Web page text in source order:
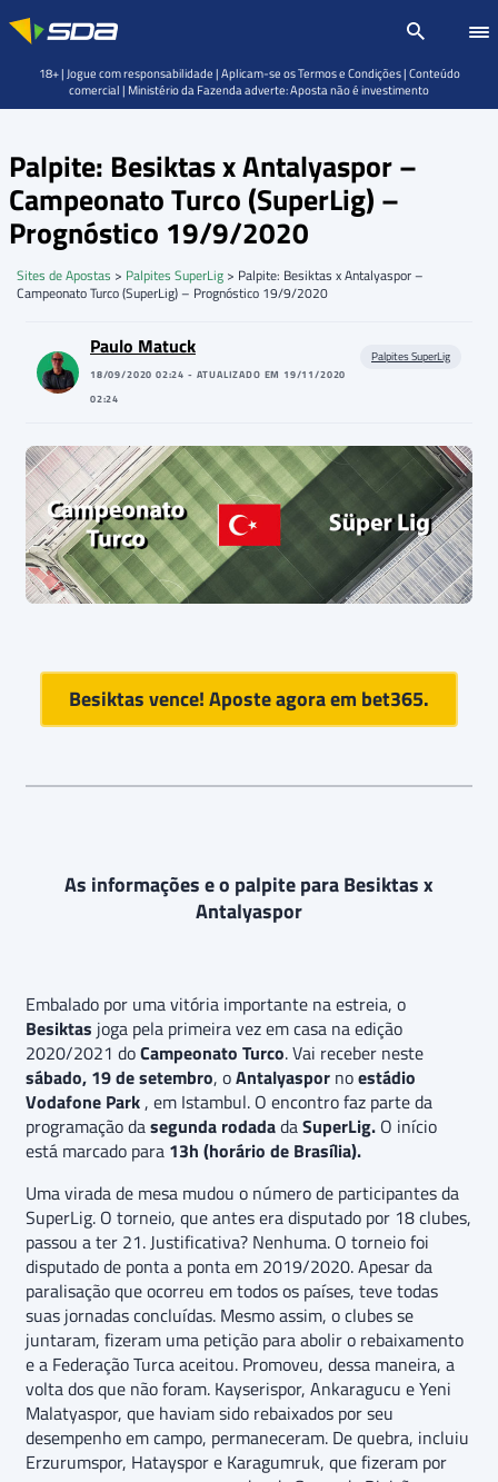
Palpite: Besiktas x Antalyaspor –
Campeonato Turco (SuperLig) –
Prognóstico 19/9/2020
Sites de Apostas > Palpites SuperLig > Palpite: Besiktas x Antalyaspor –
Campeonato Turco (SuperLig) – Prognóstico 19/9/2020
Paulo Matuck
18/09/2020 02:24 - ATUALIZADO EM 19/11/2020
02:24
Palpites SuperLig
Besiktas vence! Aposte agora em bet365.
As informações e o palpite para Besiktas x
Antalyaspor
Embalado por uma vitória importante na estreia, o
Besiktas joga pela primeira vez em casa na edição
2020/2021 doCampeonato Turco. Vai receber neste
sábado, 19 de setembro, oAntalyaspor noestádio
Vodafone Park, em Istambul. O encontro faz parte da
programação dasegunda rodadadaSuperLig. O início
está marcado para 13h (horário de Brasília).
Uma virada de mesa mudou o número de participantes da
SuperLig. O torneio, que antes era disputado por 18 clubes,
passou a ter 21. Justificativa? Nenhuma. O torneio foi
disputado de ponta a ponta em 2019/2020. Apesar da
paralisação que ocorreu em todos os países, teve todas
suas jornadas concluídas. Mesmo assim, o clubes se
juntaram, fizeram uma petição para abolir o rebaixamento
e a Federação Turca aceitou. Promoveu, dessa maneira, a
volta dos que não foram. Kayserispor, Ankaragucu e Yeni
Malatyaspor, que haviam sido rebaixados por seu
desempenho em campo, permaneceram. De quebra, incluiu
Erzurumspor, Hatayspor e Karagumruk, que fizeram por
18+ | Jogue com responsabilidade | Aplicam-se os Termos e Condições | Conteúdo
comercial | Ministério da Fazenda adverte: Aposta não é investimento